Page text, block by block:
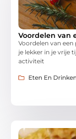
Voordelen van
Voordelen van een
je lekker in je vrije
activiteit
Eten En